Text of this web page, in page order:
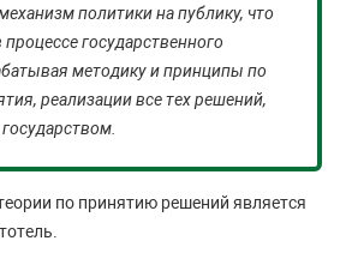
политики на публику, что
государственного
методику и принципы по
реализации все тех решений,
по принятию решений является